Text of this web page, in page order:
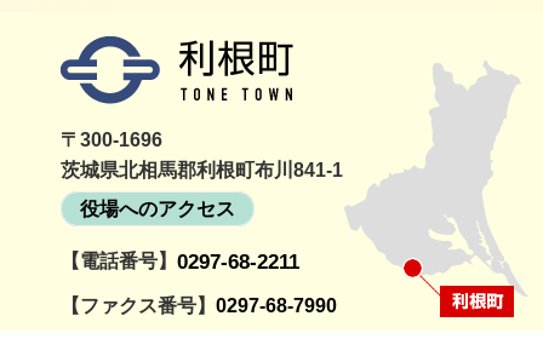
〒300-1696
茨城県北相馬郡利根町布川841-1
役場へのアクセス
【電話番号】 0297-68-2211
【ファクス番号】 0297-68-7990
町民活動情報サイト
とねっと
詳
利根町社
会